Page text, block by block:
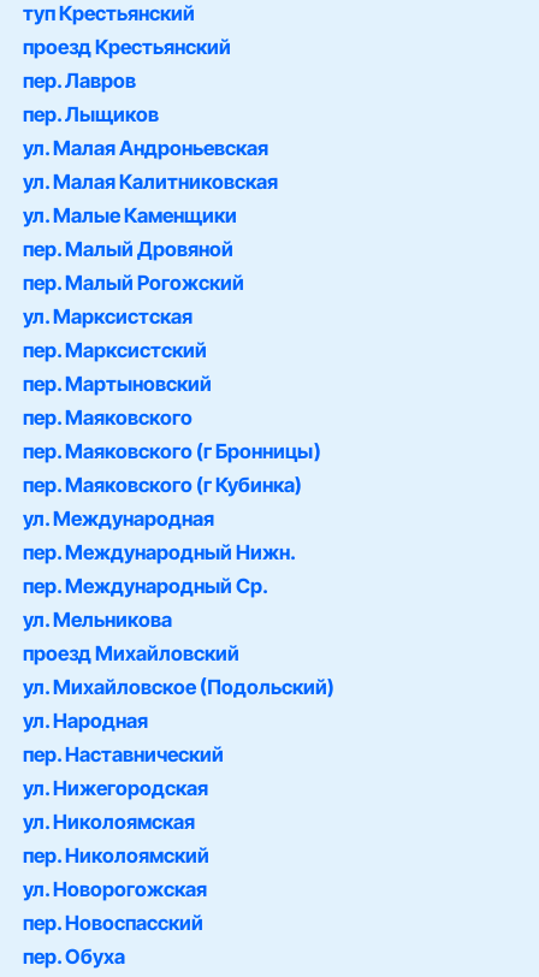
туп Крестьянский
проезд Крестьянский
пер. Лавров
пер. Лыщиков
ул. Малая Андроньевская
ул. Малая Калитниковская
ул. Малые Каменщики
пер. Малый Дровяной
пер. Малый Рогожский
ул. Марксистская
пер. Марксистский
пер. Мартыновский
пер. Маяковского
пер. Маяковского (г Бронницы)
пер. Маяковского (г Кубинка)
ул. Международная
пер. Международный Нижн.
пер. Международный Ср.
ул. Мельникова
проезд Михайловский
ул. Михайловское (Подольский)
ул. Народная
пер. Наставнический
ул. Нижегородская
ул. Николоямская
пер. Николоямский
ул. Новорогожская
пер. Новоспасский
пер. Обуха